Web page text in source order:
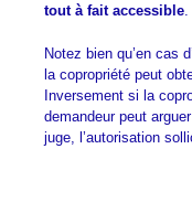
tout à fait accessible
Notez bien qu’en cas
la copropriété peut
Inversement si la
demandeur peut
juge, l’autorisation